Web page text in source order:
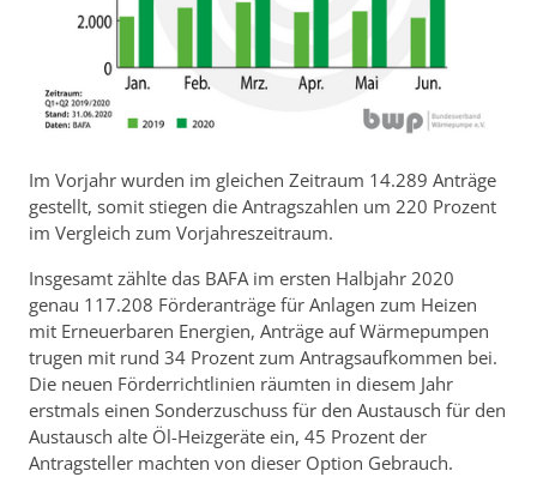
Im Vorjahr wurden im gleichen Zeitraum 14.289 Anträge
gestellt, somit stiegen die Antragszahlen um 220 Prozent
im Vergleich zum Vorjahreszeitraum.
Insgesamt zählte das BAFA im ersten Halbjahr 2020
genau 117.208 Förderanträge für Anlagen zum Heizen
mit Erneuerbaren Energien, Anträge auf Wärmepumpen
trugen mit rund 34 Prozent zum Antragsaufkommen bei.
Die neuen Förderrichtlinien räumten in diesem Jahr
erstmals einen Sonderzuschuss für den Austausch für den
Austausch alte Öl-Heizgeräte ein, 45 Prozent der
Antragsteller machten von dieser Option Gebrauch.